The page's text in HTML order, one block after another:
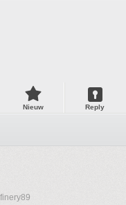
Nieuw Reply